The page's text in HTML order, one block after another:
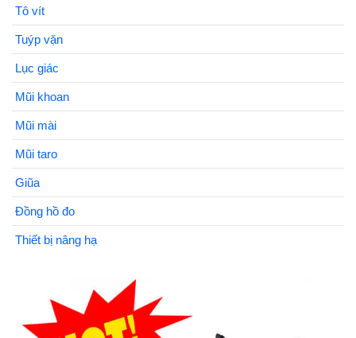
Tô vít
Tuýp vặn
Lục giác
Mũi khoan
Mũi mài
Mũi taro
Giũa
Đồng hồ đo
Thiết bị nâng hạ